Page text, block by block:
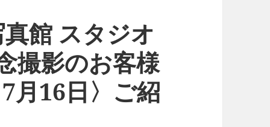
館 スタジオ
撮影のお客様
月16日〉ご紹